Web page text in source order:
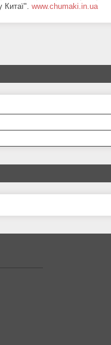
www.chumaki.in.ua